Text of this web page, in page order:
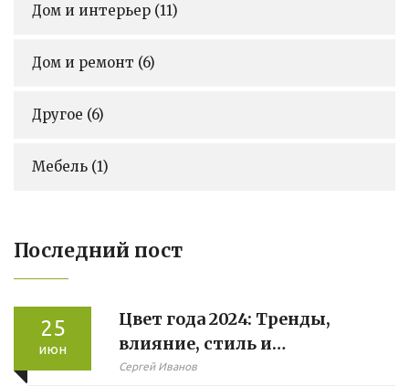
Дом и интерьер (11)
Дом и ремонт (6)
Другое (6)
Мебель (1)
Последний пост
25
июн
Цвет года 2024: Тренды,
влияние, стиль и
психология цвета
Сергей Иванов